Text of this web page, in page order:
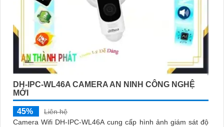
DH-IPC-WL46A CAMERA AN NINH CÔNG NGHỆ
MỚI
45%
Liên hệ
Camera Wifi DH-IPC-WL46A cung cấp hình ảnh giám sát độ